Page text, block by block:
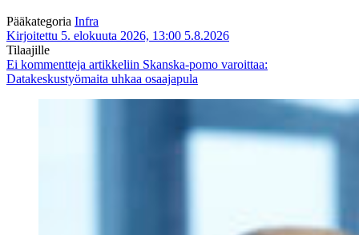
Pääkategoria Infra
Kirjoitettu 5. elokuuta 2026, 13:00 5.8.2026
Tilaajille
Ei kommentteja artikkeliin Skanska-pomo varoittaa:
Datakeskustyömaita uhkaa osaajapula